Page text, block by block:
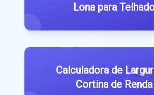
Lona para
Calculadora de
Cortina de Renda